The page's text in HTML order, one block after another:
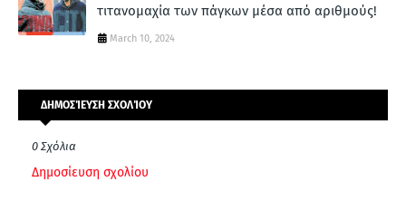
τιτανομαχία των πάγκων μέσα από αριθμούς!
March 10, 2024
ΔΗΜΟΣΊΕΥΣΗ ΣΧΟΛΊΟΥ
0 Σχόλια
Δημοσίευση σχολίου